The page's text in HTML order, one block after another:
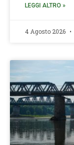
LEGGI ALTRO »
4 Agosto 2026